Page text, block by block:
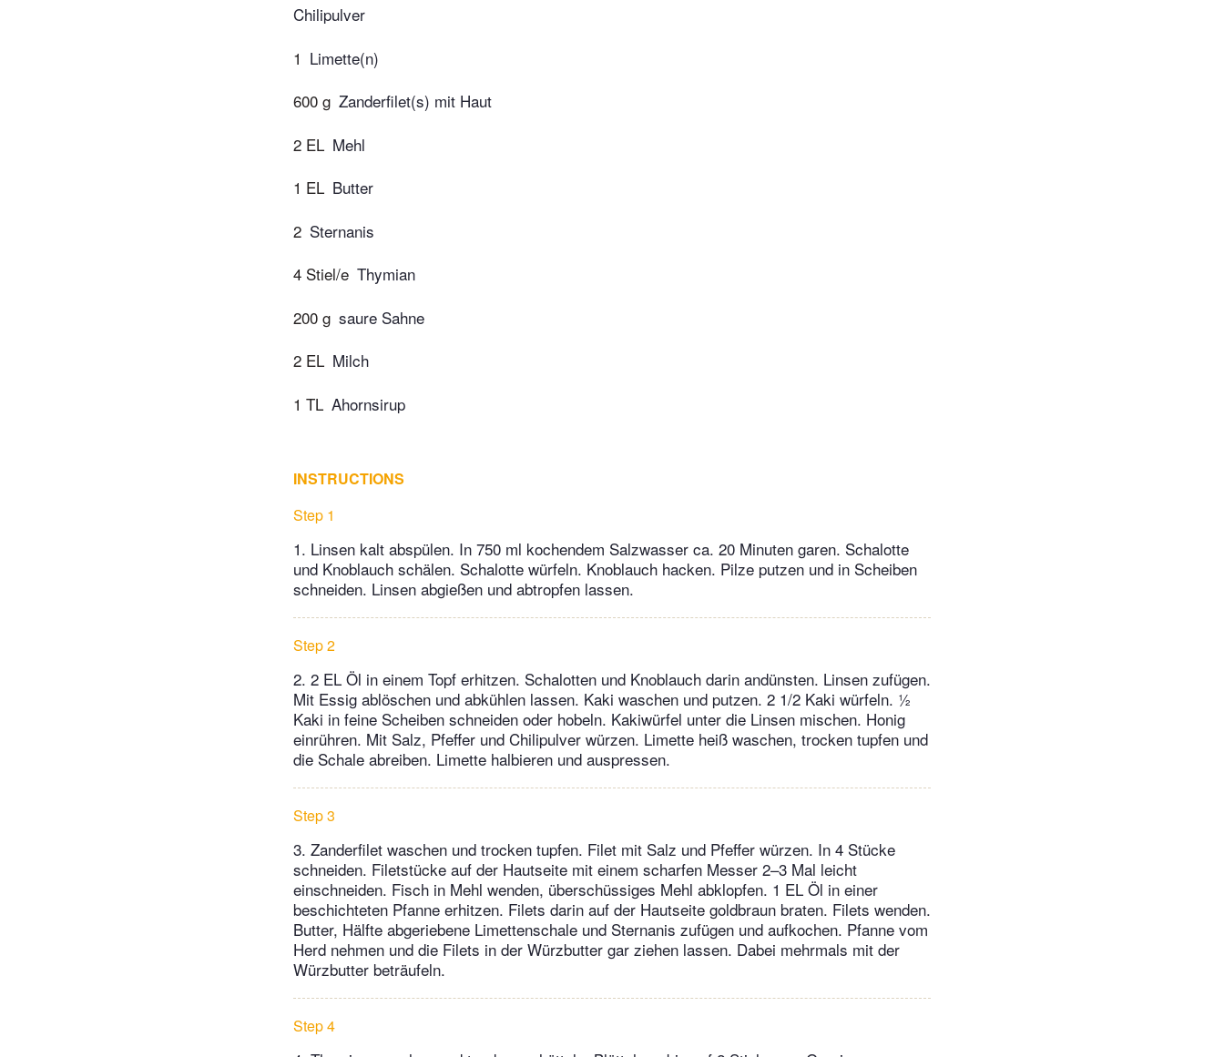
Chilipulver
1 Limette(n)
600 g Zanderfilet(s) mit Haut
2 EL Mehl
1 EL Butter
2 Sternanis
4 Stiel/e Thymian
200 g saure Sahne
2 EL Milch
1 TL Ahornsirup
INSTRUCTIONS
Step 1
1. Linsen kalt abspülen. In 750 ml kochendem Salzwasser ca. 20 Minuten garen. Schalotte
und Knoblauch schälen. Schalotte würfeln. Knoblauch hacken. Pilze putzen und in Scheiben
schneiden. Linsen abgießen und abtropfen lassen.
Step 2
2. 2 EL Öl in einem Topf erhitzen. Schalotten und Knoblauch darin andünsten. Linsen zufügen.
Mit Essig ablöschen und abkühlen lassen. Kaki waschen und putzen. 2 1/2 Kaki würfeln. ½
Kaki in feine Scheiben schneiden oder hobeln. Kakiwürfel unter die Linsen mischen. Honig
einrühren. Mit Salz, Pfeffer und Chilipulver würzen. Limette heiß waschen, trocken tupfen und
die Schale abreiben. Limette halbieren und auspressen.
Step 3
3. Zanderfilet waschen und trocken tupfen. Filet mit Salz und Pfeffer würzen. In 4 Stücke
schneiden. Filetstücke auf der Hautseite mit einem scharfen Messer 2–3 Mal leicht
einschneiden. Fisch in Mehl wenden, überschüssiges Mehl abklopfen. 1 EL Öl in einer
beschichteten Pfanne erhitzen. Filets darin auf der Hautseite goldbraun braten. Filets wenden.
Butter, Hälfte abgeriebene Limettenschale und Sternanis zufügen und aufkochen. Pfanne vom
Herd nehmen und die Filets in der Würzbutter gar ziehen lassen. Dabei mehrmals mit der
Würzbutter beträufeln.
Step 4